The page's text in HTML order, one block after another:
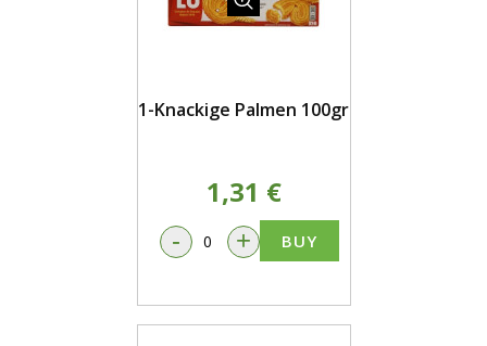
1-Knackige Palmen 100gr
1,31 €
- + BUY